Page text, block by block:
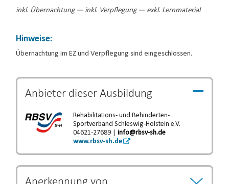
inkl. Übernachtung — inkl. Verpflegung — exkl. Lernmaterial
Hinweise:
Übernachtung im EZ und Verpflegung sind eingeschlossen.
Anbieter dieserAusbildung
Rehabilitations- und Behinderten-
Sportverband Schleswig-Holstein e.V.
04621-27689 | info@rbsv-sh.de
www.rbsv-sh.de